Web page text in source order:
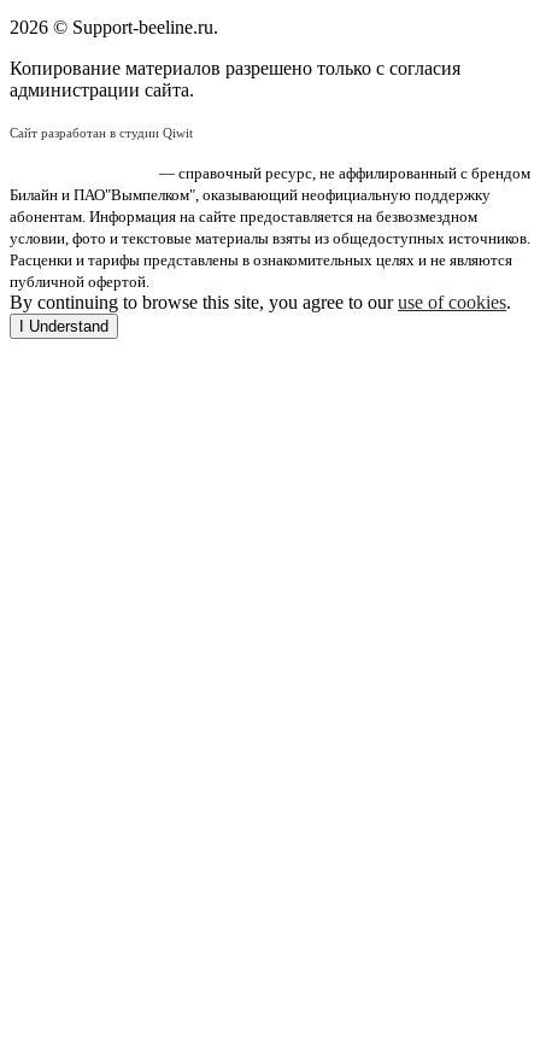
2026 © Support-beeline.ru.
Копирование материалов разрешено только с согласия
администрации сайта.
Сайт разработан в студии Qiwit
— справочный ресурс, не аффилированный с брендом
Билайн и ПАО"Вымпелком", оказывающий неофициальную поддержку
абонентам. Информация на сайте предоставляется на безвозмездном
условии, фото и текстовые материалы взяты из общедоступных источников.
Расценки и тарифы представлены в ознакомительных целях и не являются
публичной офертой.
By continuing to browse this site, you agree to ouruse of cookies.
I Understand